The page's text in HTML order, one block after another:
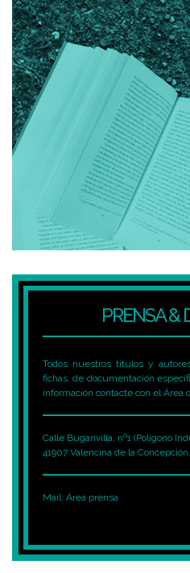
PRENSA &
Todos nuestros títulos y
fichas, de documentación
información contacte con el Área
Calle Buganvilla, nº1 (Polígono
41907 Valencina de la
Mail: Área prensa